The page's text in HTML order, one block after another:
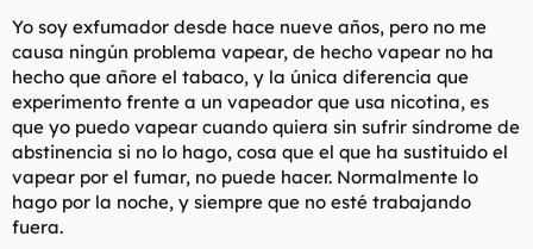
Yo soy exfumador desde hace nueve años, pero no me
causa ningún problema vapear, de hecho vapear no ha
hecho que añore el tabaco, y la única diferencia que
experimento frente a un vapeador que usa nicotina, es
que yo puedo vapear cuando quiera sin sufrir síndrome de
abstinencia si no lo hago, cosa que el que ha sustituido el
vapear por el fumar, no puede hacer. Normalmente lo
hago por la noche, y siempre que no esté trabajando
fuera.